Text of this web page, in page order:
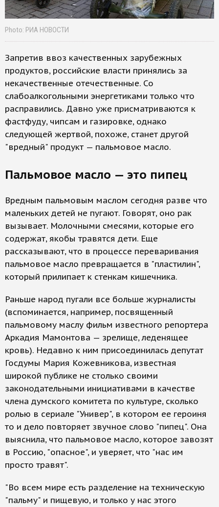
Photo: РИА НОВОСТИ
Запретив ввоз качественных зарубежных
продуктов, российские власти принялись за
некачественные отечественные. Со
слабоалкогольными энергетиками только что
расправились. Давно уже присматриваются к
фастфуду, чипсам и газировке, однако
следующей жертвой, похоже, станет другой
"вредный" продукт — пальмовое масло.
Пальмовое масло — это пипец
Вредным пальмовым маслом сегодня разве что
маленьких детей не пугают. Говорят, оно рак
вызывает. Молочными смесями, которые его
содержат, якобы травятся дети. Еще
рассказывают, что в процессе переваривания
пальмовое масло превращается в "пластилин",
который прилипает к стенкам кишечника.
Раньше народ пугали все больше журналисты
(вспоминается, например, посвященный
пальмовому маслу фильм известного репортера
Аркадия Мамонтова — зрелище, леденящее
кровь). Недавно к ним присоединилась депутат
Госдумы Мария Кожевникова, известная
широкой публике не столько своими
законодательными инициативами в качестве
члена думского комитета по культуре, сколько
ролью в сериале "Универ", в котором ее героиня
то и дело повторяет звучное слово "пипец". Она
выяснила, что пальмовое масло, которое завозят
в Россию, "опасное", и уверяет, что "нас им
просто травят".
"Во всем мире есть разделение на техническую
"пальму" и пищевую, и только у нас этого